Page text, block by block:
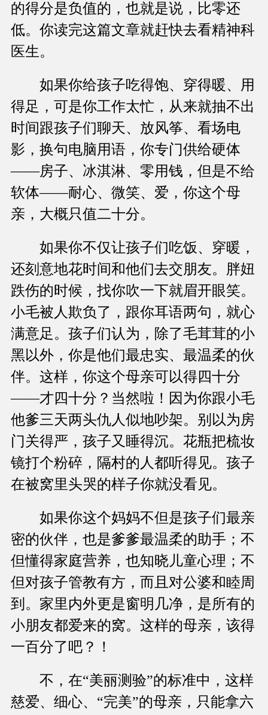
的得分是负值的，也就是说，比零还
低。你读完这篇文章就赶快去看精神科
医生。
如果你给孩子吃得饱、穿得暖、用
得足，可是你工作太忙，从来就抽不出
时间跟孩子们聊天、放风筝、看场电
影，换句电脑用语，你专门供给硬体
——房子、冰淇淋、零用钱，但是不给
软体——耐心、微笑、爱，你这个母
亲，大概只值二十分。
如果你不仅让孩子们吃饭、穿暖，
还刻意地花时间和他们去交朋友。胖妞
跌伤的时候，找你吹一下就眉开眼笑。
小毛被人欺负了，跟你耳语两句，就心
满意足。孩子们认为，除了毛茸茸的小
黑以外，你是他们最忠实、最温柔的伙
伴。这样，你这个母亲可以得四十分
——才四十分？当然啦！因为你跟小毛
他爹三天两头仇人似地吵架。别以为房
门关得严，孩子又睡得沉。花瓶把梳妆
镜打个粉碎，隔村的人都听得见。孩子
在被窝里头哭的样子你就没看见。
如果你这个妈妈不但是孩子们最亲
密的伙伴，也是爹爹最温柔的助手；不
但懂得家庭营养，也知晓儿童心理；不
但对孩子管教有方，而且对公婆和睦周
到。家里内外更是窗明几净，是所有的
小朋友都爱来的窝。这样的母亲，该得
一百分了吧？！
不，在“美丽测验”的标准中，这样
慈爱、细心、“完美”的母亲，只能拿六